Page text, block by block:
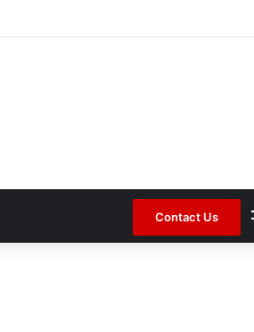
पंचायत से हटाए गए ।
Contact Us